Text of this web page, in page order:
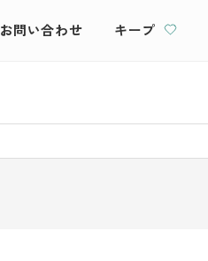
お問い合わせ キープ